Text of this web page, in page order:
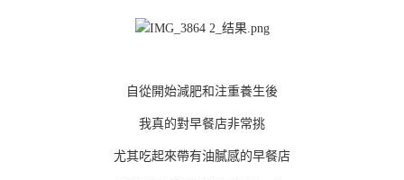
自從開始減肥和注重養生後
我真的對早餐店非常挑
尤其吃起來帶有油膩感的早餐店